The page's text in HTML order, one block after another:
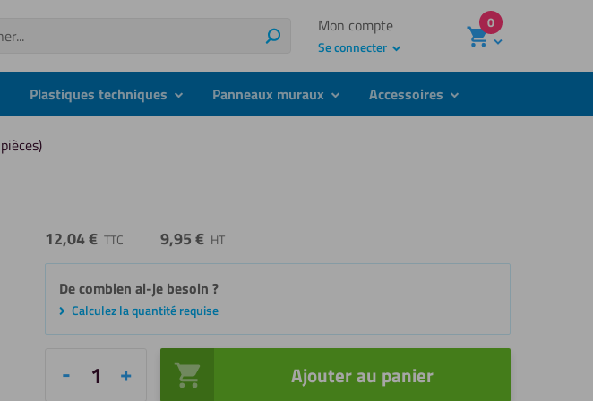
Recherche
Mon compte
Se connecter
0
Plastiques techniques submenuPanneaux muraux submenuAccessoires submenu
12,04€ TTC 9,95€ HT
De combien ai-je besoin ?
Calculez la quantité requise
quantité
Ajouter au panier